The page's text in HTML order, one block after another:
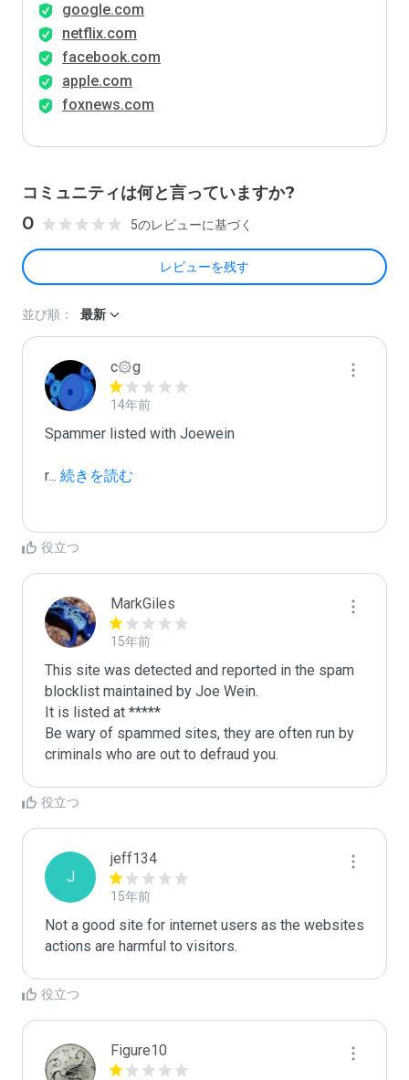
google.com
netflix.com
facebook.com
apple.com
foxnews.com
コミュニティは何と言っていますか?
0 5のレビューに基づく
レビューを残す
並び順： 最新
c۞g
14年前
Spammer listed with Joewein
r... 続きを読む
役立つ
MarkGiles
15年前
This site was detected and reported in the spam
blocklist maintained by Joe Wein.
It is listed at *****
Be wary of spammed sites, they are often run by
criminals who are out to defraud you.
役立つ
J
jeff134
15年前
Not a good site for internet users as the websites
actions are harmful to visitors.
役立つ
Figure10